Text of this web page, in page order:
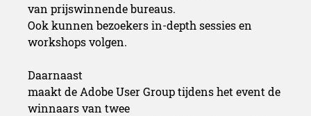
van prijswinnende bureaus.
Ook kunnen bezoekers in-depth sessies en
workshops volgen.
Daarnaast
maakt de Adobe User Group tijdens het event de
winnaars van twee